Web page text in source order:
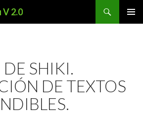
V 2.0
DE SHIKI.
DE TEXTOS